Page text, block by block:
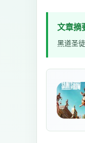
文章摘
黑道圣